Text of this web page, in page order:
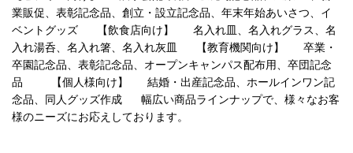
業販促、表彰記念品、創立・設立記念品、年末年始あいさつ、イ
ベントグッズ 【飲食店向け】 名入れ皿、名入れグラス、名
入れ湯呑、名入れ箸、名入れ灰皿 【教育機関向け】 卒業・
卒園記念品、表彰記念品、オープンキャンパス配布用、卒団記念
品 【個人様向け】 結婚・出産記念品、ホールインワン記
念品、同人グッズ作成 幅広い商品ラインナップで、様々なお客
様のニーズにお応えしております。